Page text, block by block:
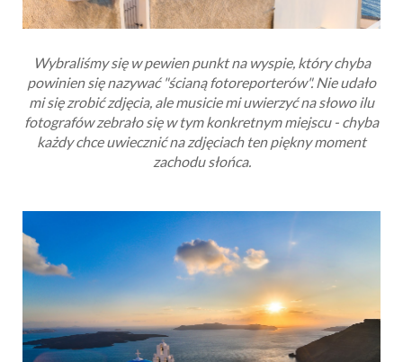
Wybraliśmy się w pewien punkt na wyspie, który chyba
powinien się nazywać "ścianą fotoreporterów". Nie udało
mi się zrobić zdjęcia, ale musicie mi uwierzyć na słowo ilu
fotografów zebrało się w tym konkretnym miejscu - chyba
każdy chce uwiecznić na zdjęciach ten piękny moment
zachodu słońca.